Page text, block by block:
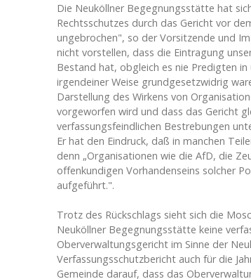
Die Neuköllner Begegnungsstätte hat
Rechtsschutzes durch das Gericht vor
ungebrochen", so der Vorsitzende und
nicht vorstellen, dass die Eintragung
Bestand hat, obgleich es nie Predigten
irgendeiner Weise grundgesetzwidrig
Darstellung des Wirkens von
vorgeworfen wird und dass das Gericht
verfassungsfeindlichen Bestrebungen
Er hat den Eindruck, daß in manchen
denn „Organisationen wie die AfD, die
offenkundigen Vorhandenseins solcher
aufgeführt.".
Trotz des Rückschlags sieht sich die
Neuköllner Begegnungsstätte keine
Oberverwaltungsgericht im Sinne der
Verfassungsschutzbericht auch für die
Gemeinde darauf, dass das